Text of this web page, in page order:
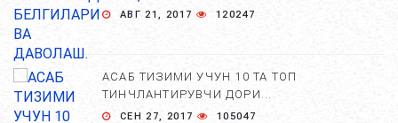
АВГ 21, 2017 120247
АСАБ ТИЗИМИ УЧУН 10 ТА ТОП
ТИНЧЛАНТИРУВЧИ ДОРИ...
СЕН 27, 2017 105047